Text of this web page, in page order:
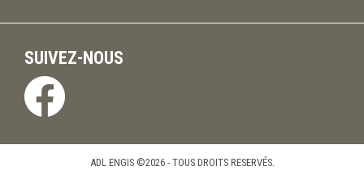
SUIVEZ-NOUS
ADL ENGIS ©2026 - TOUS DROITS RESERVÉS.